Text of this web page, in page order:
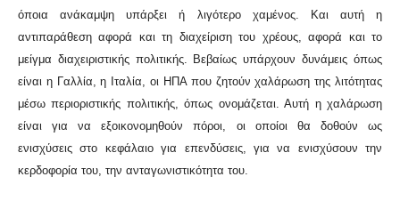
όποια ανάκαμψη υπάρξει ή λιγότερο χαμένος. Και αυτή η
αντιπαράθεση αφορά και τη διαχείριση του χρέους, αφορά και το
μείγμα διαχειριστικής πολιτικής. Βεβαίως υπάρχουν δυνάμεις όπως
είναι η Γαλλία, η Ιταλία, οι ΗΠΑ που ζητούν χαλάρωση της λιτότητας
μέσω περιοριστικής πολιτικής, όπως ονομάζεται. Αυτή η χαλάρωση
είναι για να εξοικονομηθούν πόροι, οι οποίοι θα δοθούν ως
ενισχύσεις στο κεφάλαιο για επενδύσεις, για να ενισχύσουν την
κερδοφορία του, την ανταγωνιστικότητα του.